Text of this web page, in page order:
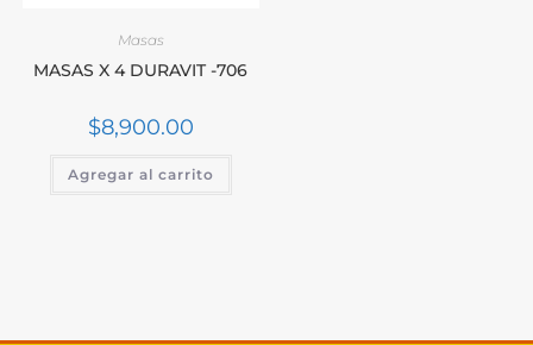
Masas
MASAS X 4 DURAVIT -706
$8,900.00
Agregar al carrito